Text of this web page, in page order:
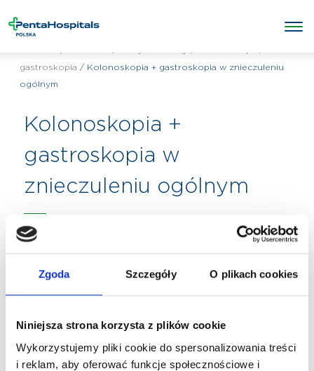
Zgoda Szczegóły O plikach cookies
Niniejsza strona korzysta z plików cookie
Wykorzystujemy pliki cookie do spersonalizowania treści
i reklam, aby oferować funkcje społecznościowe i
gastroskopia / Kolonoskopia + gastroskopia w znieczuleniu
ogólnym
Kolonoskopia +
gastroskopia w
znieczuleniu ogólnym